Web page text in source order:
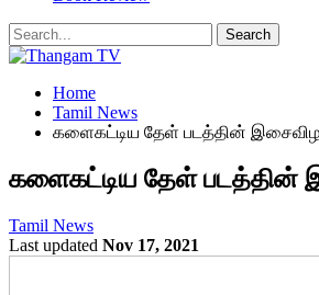
Home
Tamil News
களைகட்டிய தேள் படத்தின்
களைகட்டிய தேள் படத்தின்
Tamil News
Last updated Nov 17, 2021